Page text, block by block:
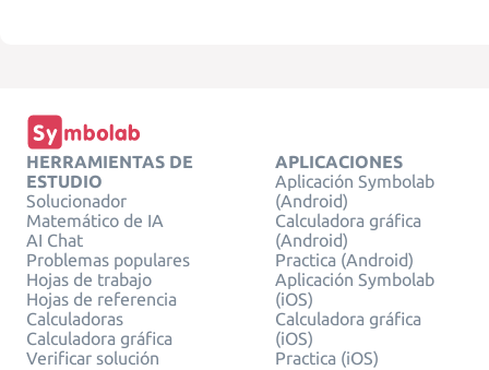
HERRAMIENTAS DE
ESTUDIO
Solucionador
Matemático de IA
AI Chat
Problemas populares
Hojas de trabajo
Hojas de referencia
Calculadoras
Calculadora gráfica
Verificar solución
APLICACIONES
Aplicación Symbolab
(Android)
Calculadora gráfica
(Android)
Practica (Android)
Aplicación Symbolab
(iOS)
Calculadora gráfica
(iOS)
Practica (iOS)